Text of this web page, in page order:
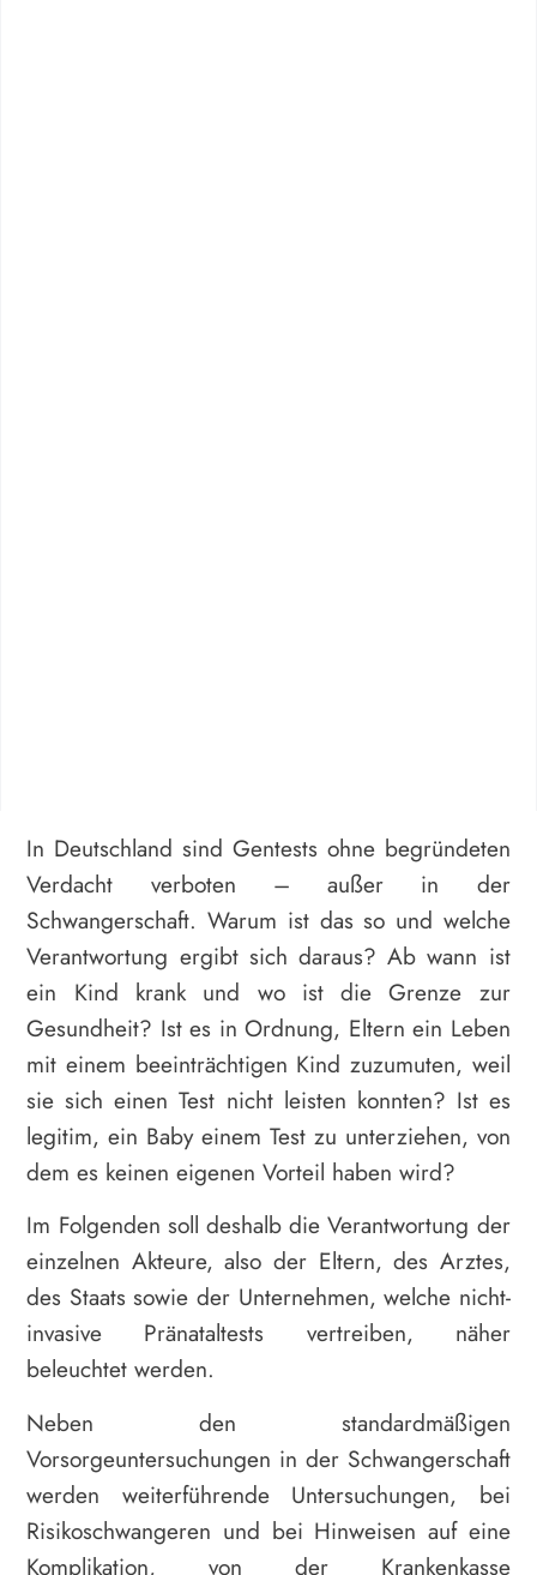
In Deutschland sind Gentests ohne begründeten
Verdacht verboten – außer in der
Schwangerschaft. Warum ist das so und welche
Verantwortung ergibt sich daraus? Ab wann ist
ein Kind krank und wo ist die Grenze zur
Gesundheit? Ist es in Ordnung, Eltern ein Leben
mit einem beeinträchtigen Kind zuzumuten, weil
sie sich einen Test nicht leisten konnten? Ist es
legitim, ein Baby einem Test zu unterziehen, von
dem es keinen eigenen Vorteil haben wird?
Im Folgenden soll deshalb die Verantwortung der
einzelnen Akteure, also der Eltern, des Arztes,
des Staats sowie der Unternehmen, welche nicht-
invasive Pränataltests vertreiben, näher
beleuchtet werden.
Neben den standardmäßigen
Vorsorgeuntersuchungen in der Schwangerschaft
werden weiterführende Untersuchungen, bei
Risikoschwangeren und bei Hinweisen auf eine
Komplikation, von der Krankenkasse